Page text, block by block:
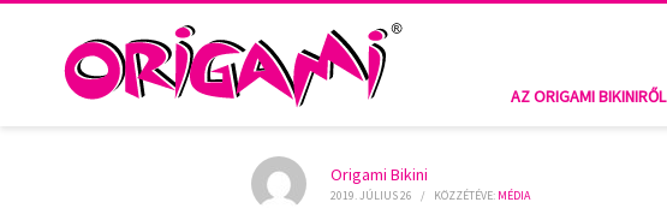
AZ ORIGAMI BIKINIRŐL
Origami Bikini
2019. JÚLIUS 26 / KÖZZÉTÉVE: MÉDIA